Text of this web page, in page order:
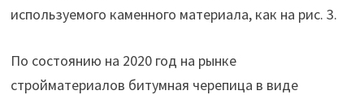
используемого каменного материала, как на рис. 3.
По состоянию на 2020 год на рынке
стройматериалов битумная черепица в виде